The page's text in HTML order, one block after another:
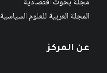
المجلة العربية للعلوم السياسية
عن المركز